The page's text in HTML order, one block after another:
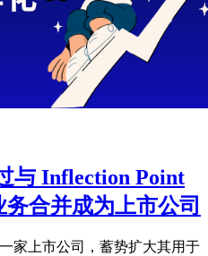
与 Inflection Point
合并成为上市公司
家上市公司，蓄势扩大其用于